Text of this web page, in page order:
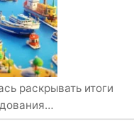
раскрывать итоги